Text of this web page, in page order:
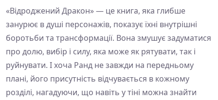
«Відроджений Дракон» — це книга, яка глибше
занурює в душі персонажів, показує їхні внутрішні
боротьби та трансформації. Вона змушує задуматися
про долю, вибір і силу, яка може як рятувати, так і
руйнувати. І хоча Ранд не завжди на передньому
плані, його присутність відчувається в кожному
розділі, нагадуючи, що навіть у тіні можна знайти